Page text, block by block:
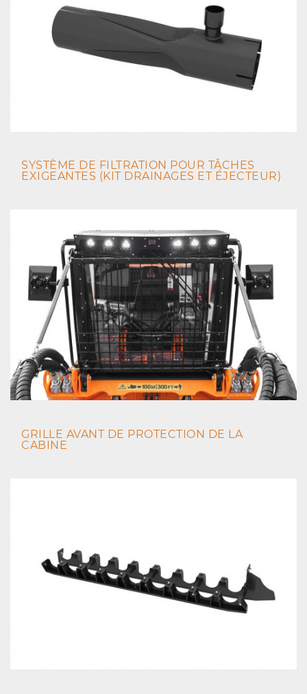
SYSTÈME DE FILTRATION POUR TÂCHES
EXIGEANTES (KIT DRAINAGES ET ÉJECTEUR)
GRILLE AVANT DE PROTECTION DE LA
CABINE